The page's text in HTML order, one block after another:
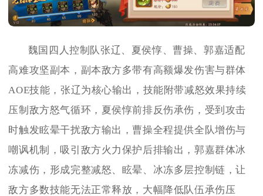
魏国四人控制队张辽、夏侯惇、曹操、郭嘉适配
高难攻坚副本，副本敌方多带有高额爆发伤害与群体
AOE技能，张辽为核心输出，技能附带减怒效果持续
压制敌方怒气循环，夏侯惇前排反伤承伤，受到攻击
时触发眩晕干扰敌方输出，曹操全程提供全队增伤与
嘲讽机制，吸引敌方火力保护后排输出，郭嘉群体冰
冻减伤，形成完整减怒、眩晕、冰冻多层控制链，让
敌方多数技能无法正常释放，大幅降低队伍承伤压